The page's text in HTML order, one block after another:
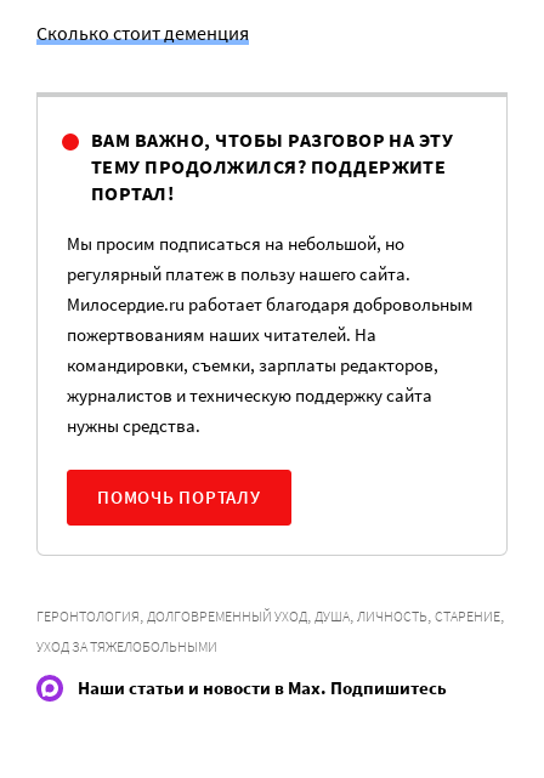
Сколько стоит деменция
ВАМ ВАЖНО, ЧТОБЫ РАЗГОВОР НА ЭТУ
ТЕМУ ПРОДОЛЖИЛСЯ? ПОДДЕРЖИТЕ
ПОРТАЛ!
Мы просим подписаться на небольшой, но
регулярный платеж в пользу нашего сайта.
Милосердие.ru работает благодаря добровольным
пожертвованиям наших читателей. На
командировки, съемки, зарплаты редакторов,
журналистов и техническую поддержку сайта
нужны средства.
ПОМОЧЬ ПОРТАЛУ
ГЕРОНТОЛОГИЯ ДОЛГОВРЕМЕННЫЙ УХОД ДУША ЛИЧНОСТЬ СТАРЕНИЕ
УХОД ЗА ТЯЖЕЛОБОЛЬНЫМИ
Наши статьи и новости в Max. Подпишитесь